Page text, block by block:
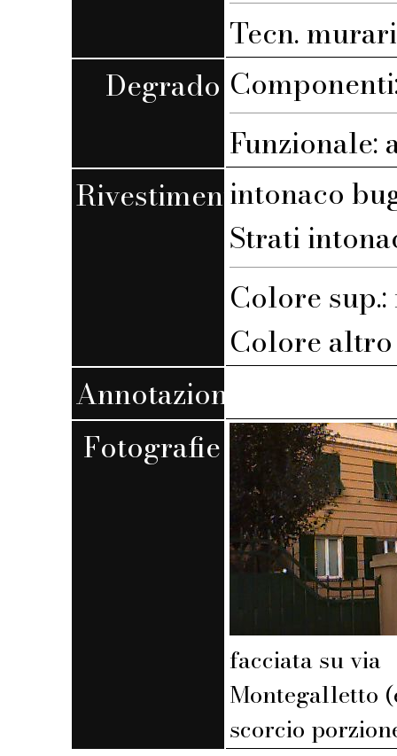
Tecn.
Degrado
Funzionale:
Rivestimentointonaco
Strati
Colore
Colore altro
Annotazioni
Fotografie
facciata su via
Montegalletto
scorcio